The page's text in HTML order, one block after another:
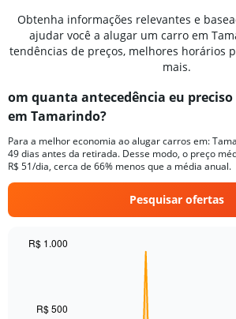
Obtenha informações relevantes e
ajudar você a alugar um carro em
tendências de preços, melhores horários
mais.
om quanta antecedência eu
em Tamarindo?
Para a melhor economia ao alugar carros em:
49 dias antes da retirada. Desse modo, o preço
R$ 51/dia, cerca de 66% menos que a média anual.
Pesquisar ofertas
points.
R$ 500
R$ 1.000